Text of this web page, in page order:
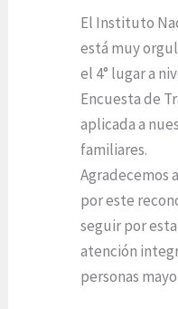
El Instituto
está muy
el 4° lugar a
Encuesta de
aplicada a
familiares.
Agradecemos
por este
seguir por
atención
personas